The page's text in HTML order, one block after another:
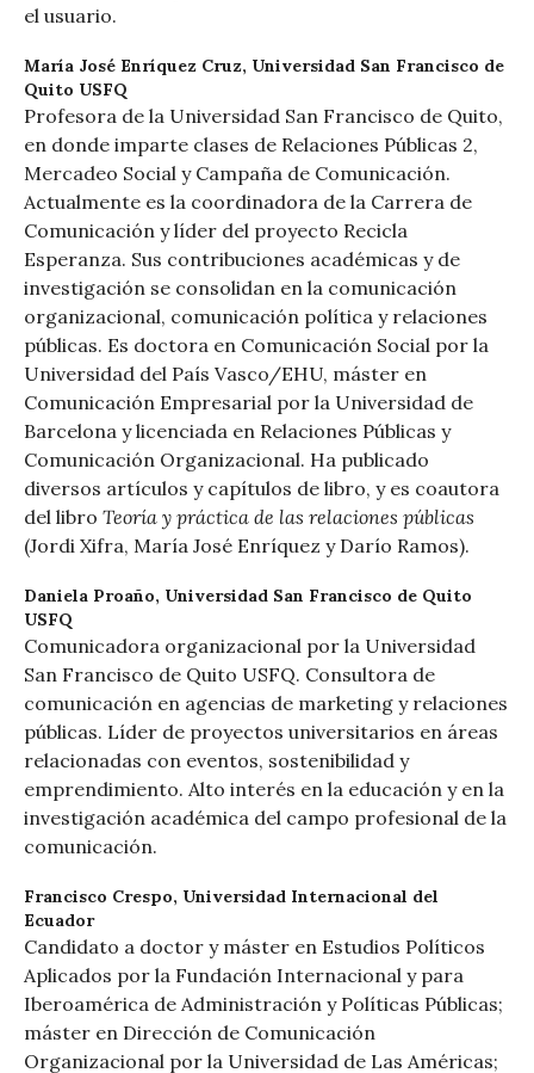
el usuario.
María José Enríquez Cruz, Universidad San Francisco de
Quito USFQ
Profesora de la Universidad San Francisco de Quito,
en donde imparte clases de Relaciones Públicas 2,
Mercadeo Social y Campaña de Comunicación.
Actualmente es la coordinadora de la Carrera de
Comunicación y líder del proyecto Recicla
Esperanza. Sus contribuciones académicas y de
investigación se consolidan en la comunicación
organizacional, comunicación política y relaciones
públicas. Es doctora en Comunicación Social por la
Universidad del País Vasco/EHU, máster en
Comunicación Empresarial por la Universidad de
Barcelona y licenciada en Relaciones Públicas y
Comunicación Organizacional. Ha publicado
diversos artículos y capítulos de libro, y es coautora
del libro Teoría y práctica de las relaciones públicas
(Jordi Xifra, María José Enríquez y Darío Ramos).
Daniela Proaño, Universidad San Francisco de Quito
USFQ
Comunicadora organizacional por la Universidad
San Francisco de Quito USFQ. Consultora de
comunicación en agencias de marketing y relaciones
públicas. Líder de proyectos universitarios en áreas
relacionadas con eventos, sostenibilidad y
emprendimiento. Alto interés en la educación y en la
investigación académica del campo profesional de la
comunicación.
Francisco Crespo, Universidad Internacional del
Ecuador
Candidato a doctor y máster en Estudios Políticos
Aplicados por la Fundación Internacional y para
Iberoamérica de Administración y Políticas Públicas;
máster en Dirección de Comunicación
Organizacional por la Universidad de Las Américas;